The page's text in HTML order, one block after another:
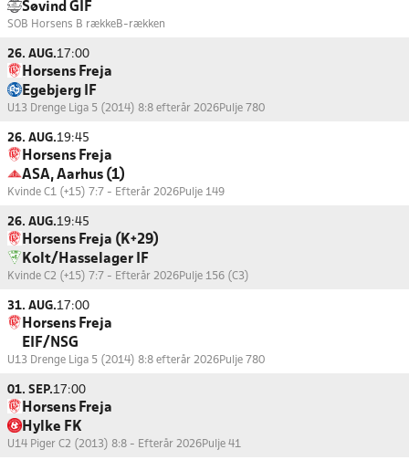
Søvind GIF
SOB Horsens B rækkeB-rækken
26. AUG.17:00
Horsens Freja
Egebjerg IF
U13 Drenge Liga 5 (2014) 8:8 efterår 2026Pulje 780
26. AUG.19:45
Horsens Freja
ASA, Aarhus (1)
Kvinde C1 (+15) 7:7 - Efterår 2026Pulje 149
26. AUG.19:45
Horsens Freja (K+29)
Kolt/Hasselager IF
Kvinde C2 (+15) 7:7 - Efterår 2026Pulje 156 (C3)
31. AUG.17:00
Horsens Freja
EIF/NSG
U13 Drenge Liga 5 (2014) 8:8 efterår 2026Pulje 780
01. SEP.17:00
Horsens Freja
Hylke FK
U14 Piger C2 (2013) 8:8 - Efterår 2026Pulje 41